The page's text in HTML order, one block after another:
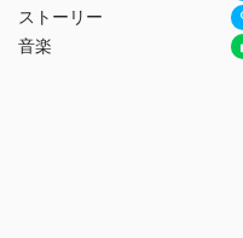
ストーリー
音楽